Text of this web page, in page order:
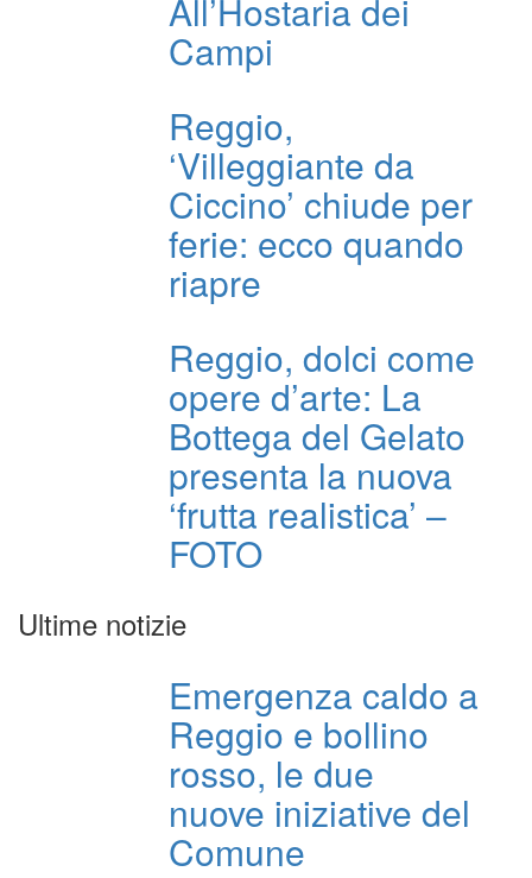
All’Hostaria dei
Campi
Reggio,
‘Villeggiante da
Ciccino’ chiude per
ferie: ecco quando
riapre
Reggio, dolci come
opere d’arte: La
Bottega del Gelato
presenta la nuova
‘frutta realistica’ –
FOTO
Ultime notizie
Emergenza caldo a
Reggio e bollino
rosso, le due
nuove iniziative del
Comune